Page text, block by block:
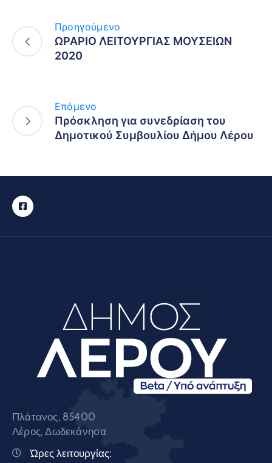
Προηγούμενο
ΩΡΑΡΙΟ ΛΕΙΤΟΥΡΓΙΑΣ ΜΟΥΣΕΙΩΝ
2020
Επόμενο
Πρόσκληση για συνεδρίαση του
Δημοτικού Συμβουλίου Δήμου Λέρου
Πλάτανος, 85400
Λέρος, Δωδεκάνησα
Ώρες λειτουργίας: